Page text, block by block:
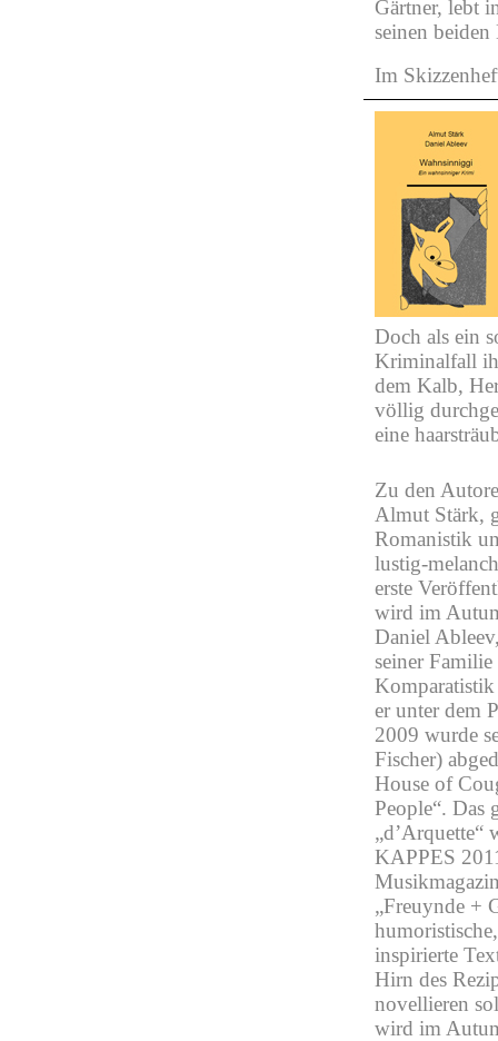
Gärtner, lebt
seinen
Im
Doch als ein
Kriminalfall
dem Kalb,
völlig
eine
Zu den
Almut Stärk,
Romanistik
lustig-
erste
wird im
Daniel
seiner
er unter dem
2009 wurde
Fischer)
House of
People“. Das
KAPPES
„Freuynde +
inspirierte
Hirn des
novellieren
wird im